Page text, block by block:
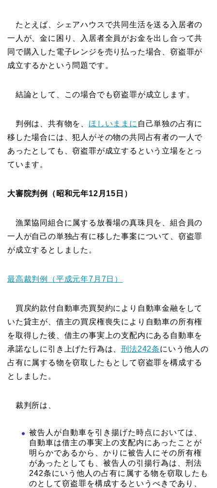
たとえば、シェアハウスで共同生活を送る入居者の
一人が、金に困り、入居者全員がお金を出し合って共
同で購入した電子レンジを売り払った場合、窃盗罪が
成立するかという問題です。
結論として、この場合でも窃盗罪が成立します。
判例は、共有物を、 ほしいままに 自己単独の占有に
移した場合には、犯人がその物の共同占有者の一人で
あったとしても、窃盗罪が成立するという立場をとっ
ています。
大審院判例（昭和元年12月15日）
漁業協同組合に属する放養場の真珠貝を、組合員の
一人が自己の単独占有に移した事案について、窃盗罪
が成立するとしました。
最高裁判例（平成元年7月7日）
買戻約款付自動車売買契約により自動車金融をして
いた貸主が、借主の買戻権喪失により自動車の所有権
を取得した後、借主の事実上の支配内にある自動車を
承諾なしに引き上げた行為は、刑法242条にいう他人の
占有に属する物を窃取したもとして窃盗罪を構成する
としました。
裁判所は、
被告人が自動車を引き揚げた時点においては、
自動車は借主の事実上の支配内にあったことが
明らかであるから、かりに被告人にその所有権
があったとしても、被告人の引揚行為は、刑法
242条にいう他人の占有に属する物を窃取したも
のとして窃盗罪を構成するというべきであり、